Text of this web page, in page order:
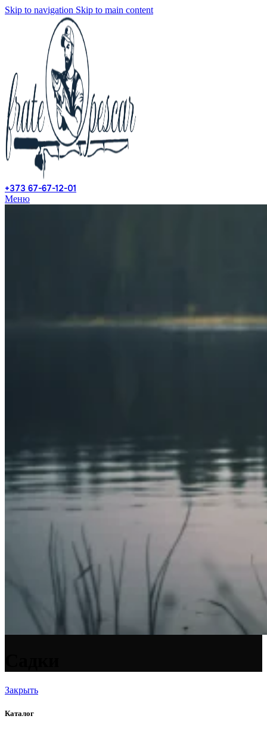
Skip to navigation Skip to main content
+373 67-67-12-01
Меню
Закрыть
Каталог